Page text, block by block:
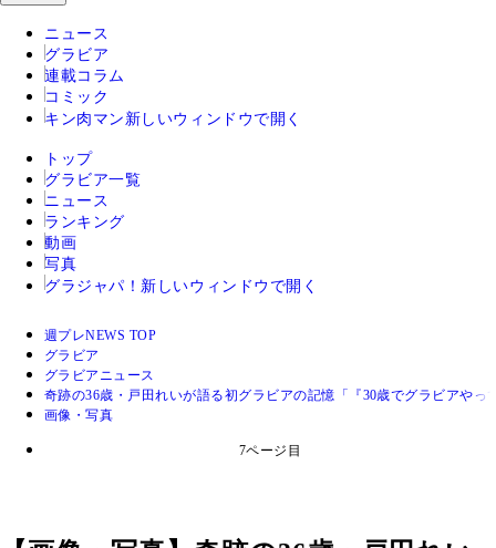
ニュース
グラビア
連載コラム
コミック
キン肉マン 新しいウィンドウで開く
トップ
グラビア一覧
ニュース
ランキング
動画
写真
グラジャパ！ 新しいウィンドウで開く
週プレNEWS TOP
グラビア
グラビアニュース
奇跡の36歳・戸田れいが語る初グラビアの記憶「『30歳でグラビアや
画像・写真
7ページ目